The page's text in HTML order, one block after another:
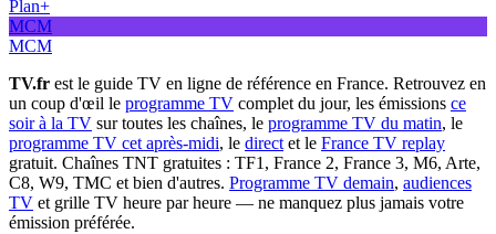
Plan+
MCM
MCM
TV.fr est le guide TV en ligne de référence en France. Retrouvez en
un coup d'œil le programme TV complet du jour, les émissions ce
soir à la TV sur toutes les chaînes, le programme TV du matin, le
programme TV cet après-midi, le direct et le France TV replay
gratuit. Chaînes TNT gratuites : TF1, France 2, France 3, M6, Arte,
C8, W9, TMC et bien d'autres. Programme TV demain, audiences
TV et grille TV heure par heure — ne manquez plus jamais votre
émission préférée.